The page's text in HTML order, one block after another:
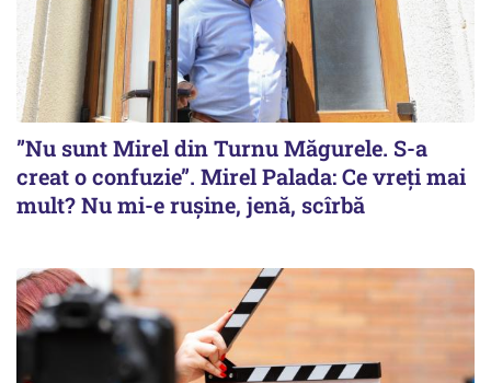
”Nu sunt Mirel din Turnu Măgurele. S-a
creat o confuzie”. Mirel Palada: Ce vreți mai
mult? Nu mi-e rușine, jenă, scîrbă